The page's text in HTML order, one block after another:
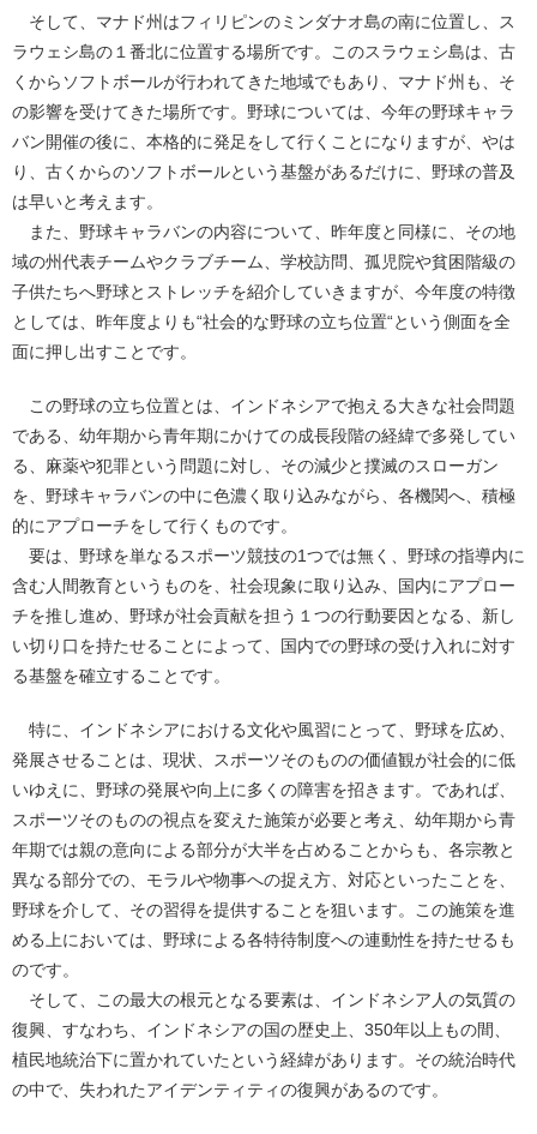
そして、マナド州はフィリピンのミンダナオ島の南に位置し、ス
ラウェシ島の１番北に位置する場所です。このスラウェシ島は、古
くからソフトボールが行われてきた地域でもあり、マナド州も、そ
の影響を受けてきた場所です。野球については、今年の野球キャラ
バン開催の後に、本格的に発足をして行くことになりますが、やは
り、古くからのソフトボールという基盤があるだけに、野球の普及
は早いと考えます。
また、野球キャラバンの内容について、昨年度と同様に、その地
域の州代表チームやクラブチーム、学校訪問、孤児院や貧困階級の
子供たちへ野球とストレッチを紹介していきますが、今年度の特徴
としては、昨年度よりも“社会的な野球の立ち位置“という側面を全
面に押し出すことです。
この野球の立ち位置とは、インドネシアで抱える大きな社会問題
である、幼年期から青年期にかけての成長段階の経緯で多発してい
る、麻薬や犯罪という問題に対し、その減少と撲滅のスローガン
を、野球キャラバンの中に色濃く取り込みながら、各機関へ、積極
的にアプローチをして行くものです。
要は、野球を単なるスポーツ競技の1つでは無く、野球の指導内に
含む人間教育というものを、社会現象に取り込み、国内にアプロー
チを推し進め、野球が社会貢献を担う１つの行動要因となる、新し
い切り口を持たせることによって、国内での野球の受け入れに対す
る基盤を確立することです。
特に、インドネシアにおける文化や風習にとって、野球を広め、
発展させることは、現状、スポーツそのものの価値観が社会的に低
いゆえに、野球の発展や向上に多くの障害を招きます。であれば、
スポーツそのものの視点を変えた施策が必要と考え、幼年期から青
年期では親の意向による部分が大半を占めることからも、各宗教と
異なる部分での、モラルや物事への捉え方、対応といったことを、
野球を介して、その習得を提供することを狙います。この施策を進
める上においては、野球による各特待制度への連動性を持たせるも
のです。
そして、この最大の根元となる要素は、インドネシア人の気質の
復興、すなわち、インドネシアの国の歴史上、350年以上もの間、
植民地統治下に置かれていたという経緯があります。その統治時代
の中で、失われたアイデンティティの復興があるのです。